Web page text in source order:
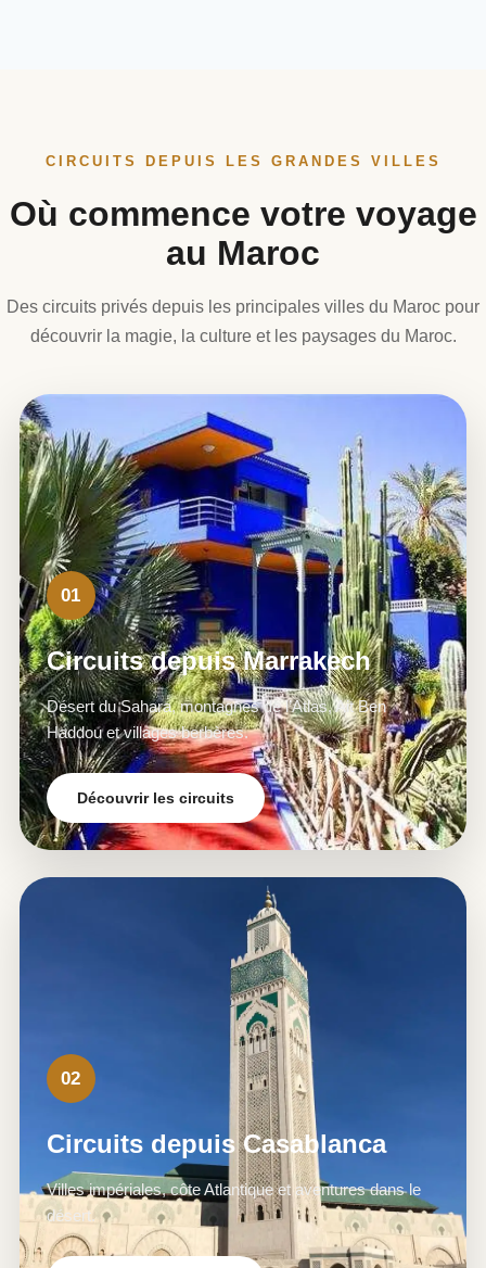
CIRCUITS DEPUIS LES GRANDES VILLES
Où commence votre voyage
au Maroc
Des circuits privés depuis les principales villes du Maroc pour
découvrir la magie, la culture et les paysages du Maroc.
01
Circuits depuis Marrakech
Désert du Sahara, montagnes de l’Atlas, Ait Ben
Haddou et villages berbères.
Découvrir les circuits
02
Circuits depuis Casablanca
Villes impériales, côte Atlantique et aventures dans le
désert.